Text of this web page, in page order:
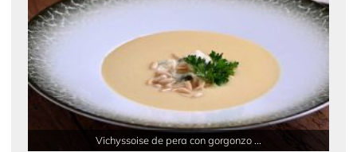
Vichyssoise de pera con gorgonzo ...